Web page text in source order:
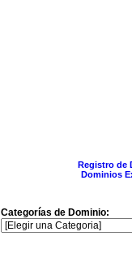
Registro de
Dominios
Categorías de Dominio: